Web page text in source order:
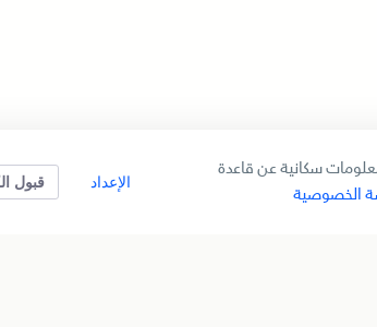
سكانية عن قاعدة
الخصوصية
الإعداد قبول